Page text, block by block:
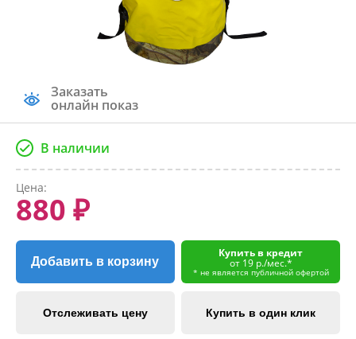
Заказать
онлайн показ
В наличии
Цена:
880 ₽
Добавить в корзину
Купить в кредит
от 19 р./мес.*
* не является публичной офертой
Отслеживать цену Купить в один клик